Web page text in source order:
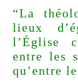
“La
lieux
l’Église
entre les
qu’entre